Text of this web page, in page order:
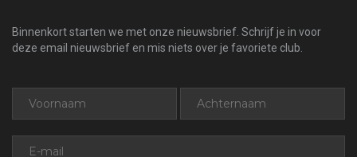
Binnenkort starten we met onze nieuwsbrief. Schrijf je in voor
deze email nieuwsbrief en mis niets over je favoriete club.